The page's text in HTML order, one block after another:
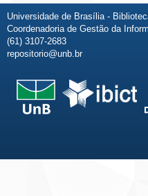
Universidade de Brasília -
Coordenadoria de Gestão da
(61) 3107-2683
repositorio@unb.br